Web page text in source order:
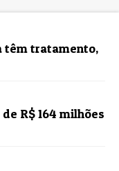
têm tratamento,
R$ 164 milhões